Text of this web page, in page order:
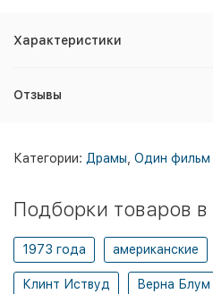
Характеристики
Отзывы
Категории: Драмы Один фильм
Подборки товаров в
1973 года американские
Клинт Иствуд Верна Блум